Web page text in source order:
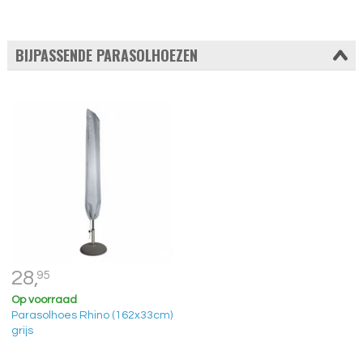
BIJPASSENDE PARASOLHOEZEN
28,95
Op voorraad
Parasolhoes Rhino (162x33cm)
grijs